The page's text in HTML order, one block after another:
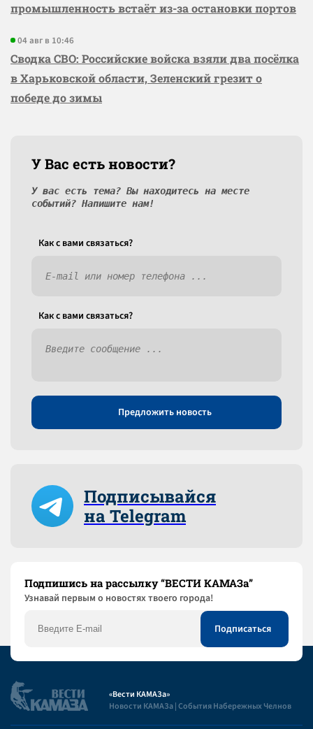
промышленность встаёт из-за остановки портов
04 авг в 10:46
Сводка СВО: Российские войска взяли два посёлка
в Харьковской области, Зеленский грезит о
победе до зимы
У Вас есть новости?
У вас есть тема? Вы находитесь на месте
событий? Напишите нам!
Как c вами связаться?
Как c вами связаться?
Предложить новость
Подписывайся
на Telegram
Подпишись на рассылку “ВЕСТИ КАМАЗа”
Узнaвай первым о новостях твоего города!
«Вести КАМАЗа»
Новости КАМАЗа | События Набережных Челнов